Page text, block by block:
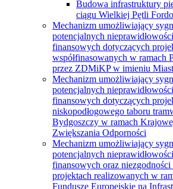
Budowa infrastruktury
ciągu Wielkiej Pętli
Mechanizm umożliwiający
potencjalnych
finansowych dotyczących
współfinasowanych w ramach
przez ZDMiKP w imieniu
Mechanizm umożliwiający
potencjalnych
finansowych dotyczących
niskopodłogowego taboru
Bydgoszczy w ramach
Zwiększania Odporności
Mechanizm umożliwiający
potencjalnych
finansowych oraz
projektach realizowanych w
Fundusze Europejskie na